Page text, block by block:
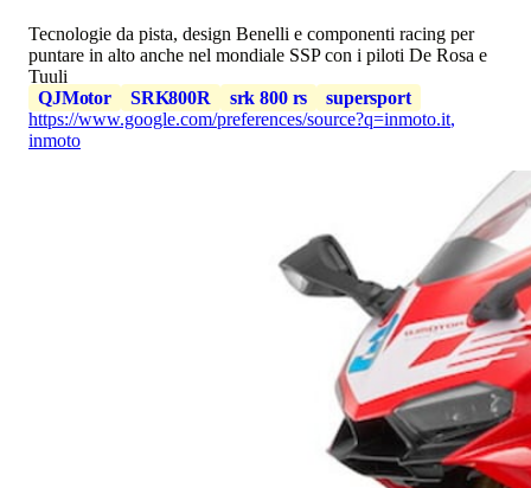
Tecnologie da pista, design Benelli e componenti racing per
puntare in alto anche nel mondiale SSP con i piloti De Rosa e
Tuuli
QJMotor
SRK800R srk 800 rs
supersport
https://www.google.com/preferences/source?q=inmoto.it,
inmoto